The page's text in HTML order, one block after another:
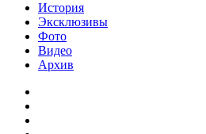
История
Эксклюзивы
Фото
Видео
Архив